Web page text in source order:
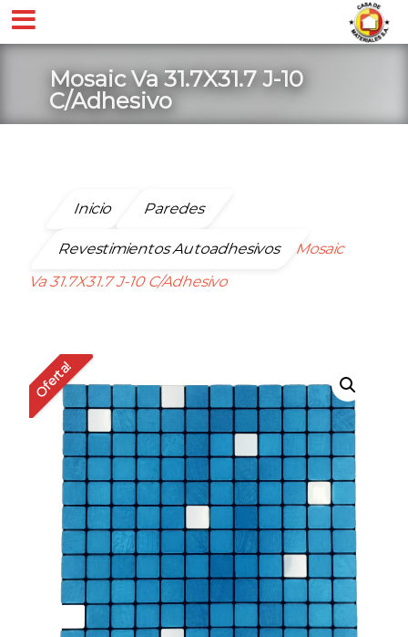
Mosaic Va 31.7X31.7 J-10
C/Adhesivo
Inicio Paredes
Revestimientos Autoadhesivos
Mosaic
Va 31.7X31.7 J-10 C/Adhesivo
Oferta!